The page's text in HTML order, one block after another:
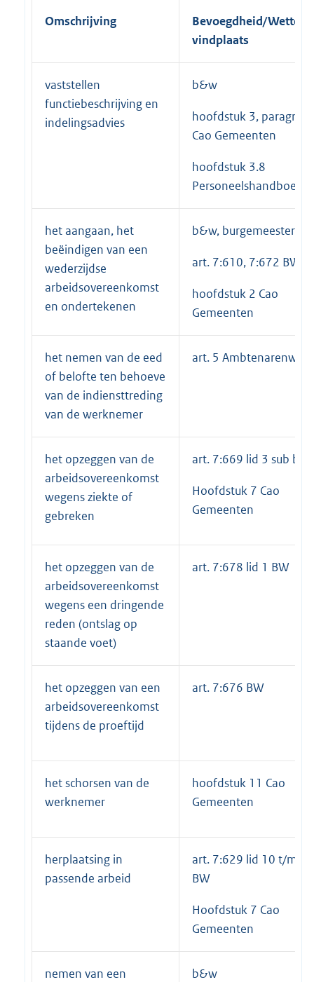
Omschrijving
Bevoegdheid/
vindplaats
vaststellen
functiebeschrijving en
indelingsadvies
b&w
hoofdstuk 3,
Cao Gemeenten
hoofdstuk 3.8
Personeelshandboek
het aangaan, het
beëindigen van een
wederzijdse
arbeidsovereenkomst
en ondertekenen
b&w, burgemeester
art. 7:610, 7:672 BW
hoofdstuk 2 Cao
Gemeenten
het nemen van de eed
of belofte ten behoeve
van de indiensttreding
van de werknemer
art. 5 Ambtenarenwet
het opzeggen van de
arbeidsovereenkomst
wegens ziekte of
gebreken
art. 7:669 lid 3 sub b
Hoofdstuk 7 Cao
Gemeenten
het opzeggen van de
arbeidsovereenkomst
wegens een dringende
reden (ontslag op
staande voet)
art. 7:678 lid 1 BW
het opzeggen van een
arbeidsovereenkomst
tijdens de proeftijd
art. 7:676 BW
het schorsen van de
werknemer
hoofdstuk 11 Cao
Gemeenten
herplaatsing in
passende arbeid
art. 7:629 lid 10 t/m 12
BW
Hoofdstuk 7 Cao
Gemeenten
nemen van een b&w